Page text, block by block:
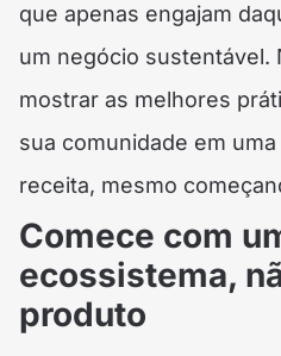
que apenas engajam
um negócio sustentável.
mostrar as melhores
sua comunidade em
receita, mesmo
Comece com
ecossistema,
produto